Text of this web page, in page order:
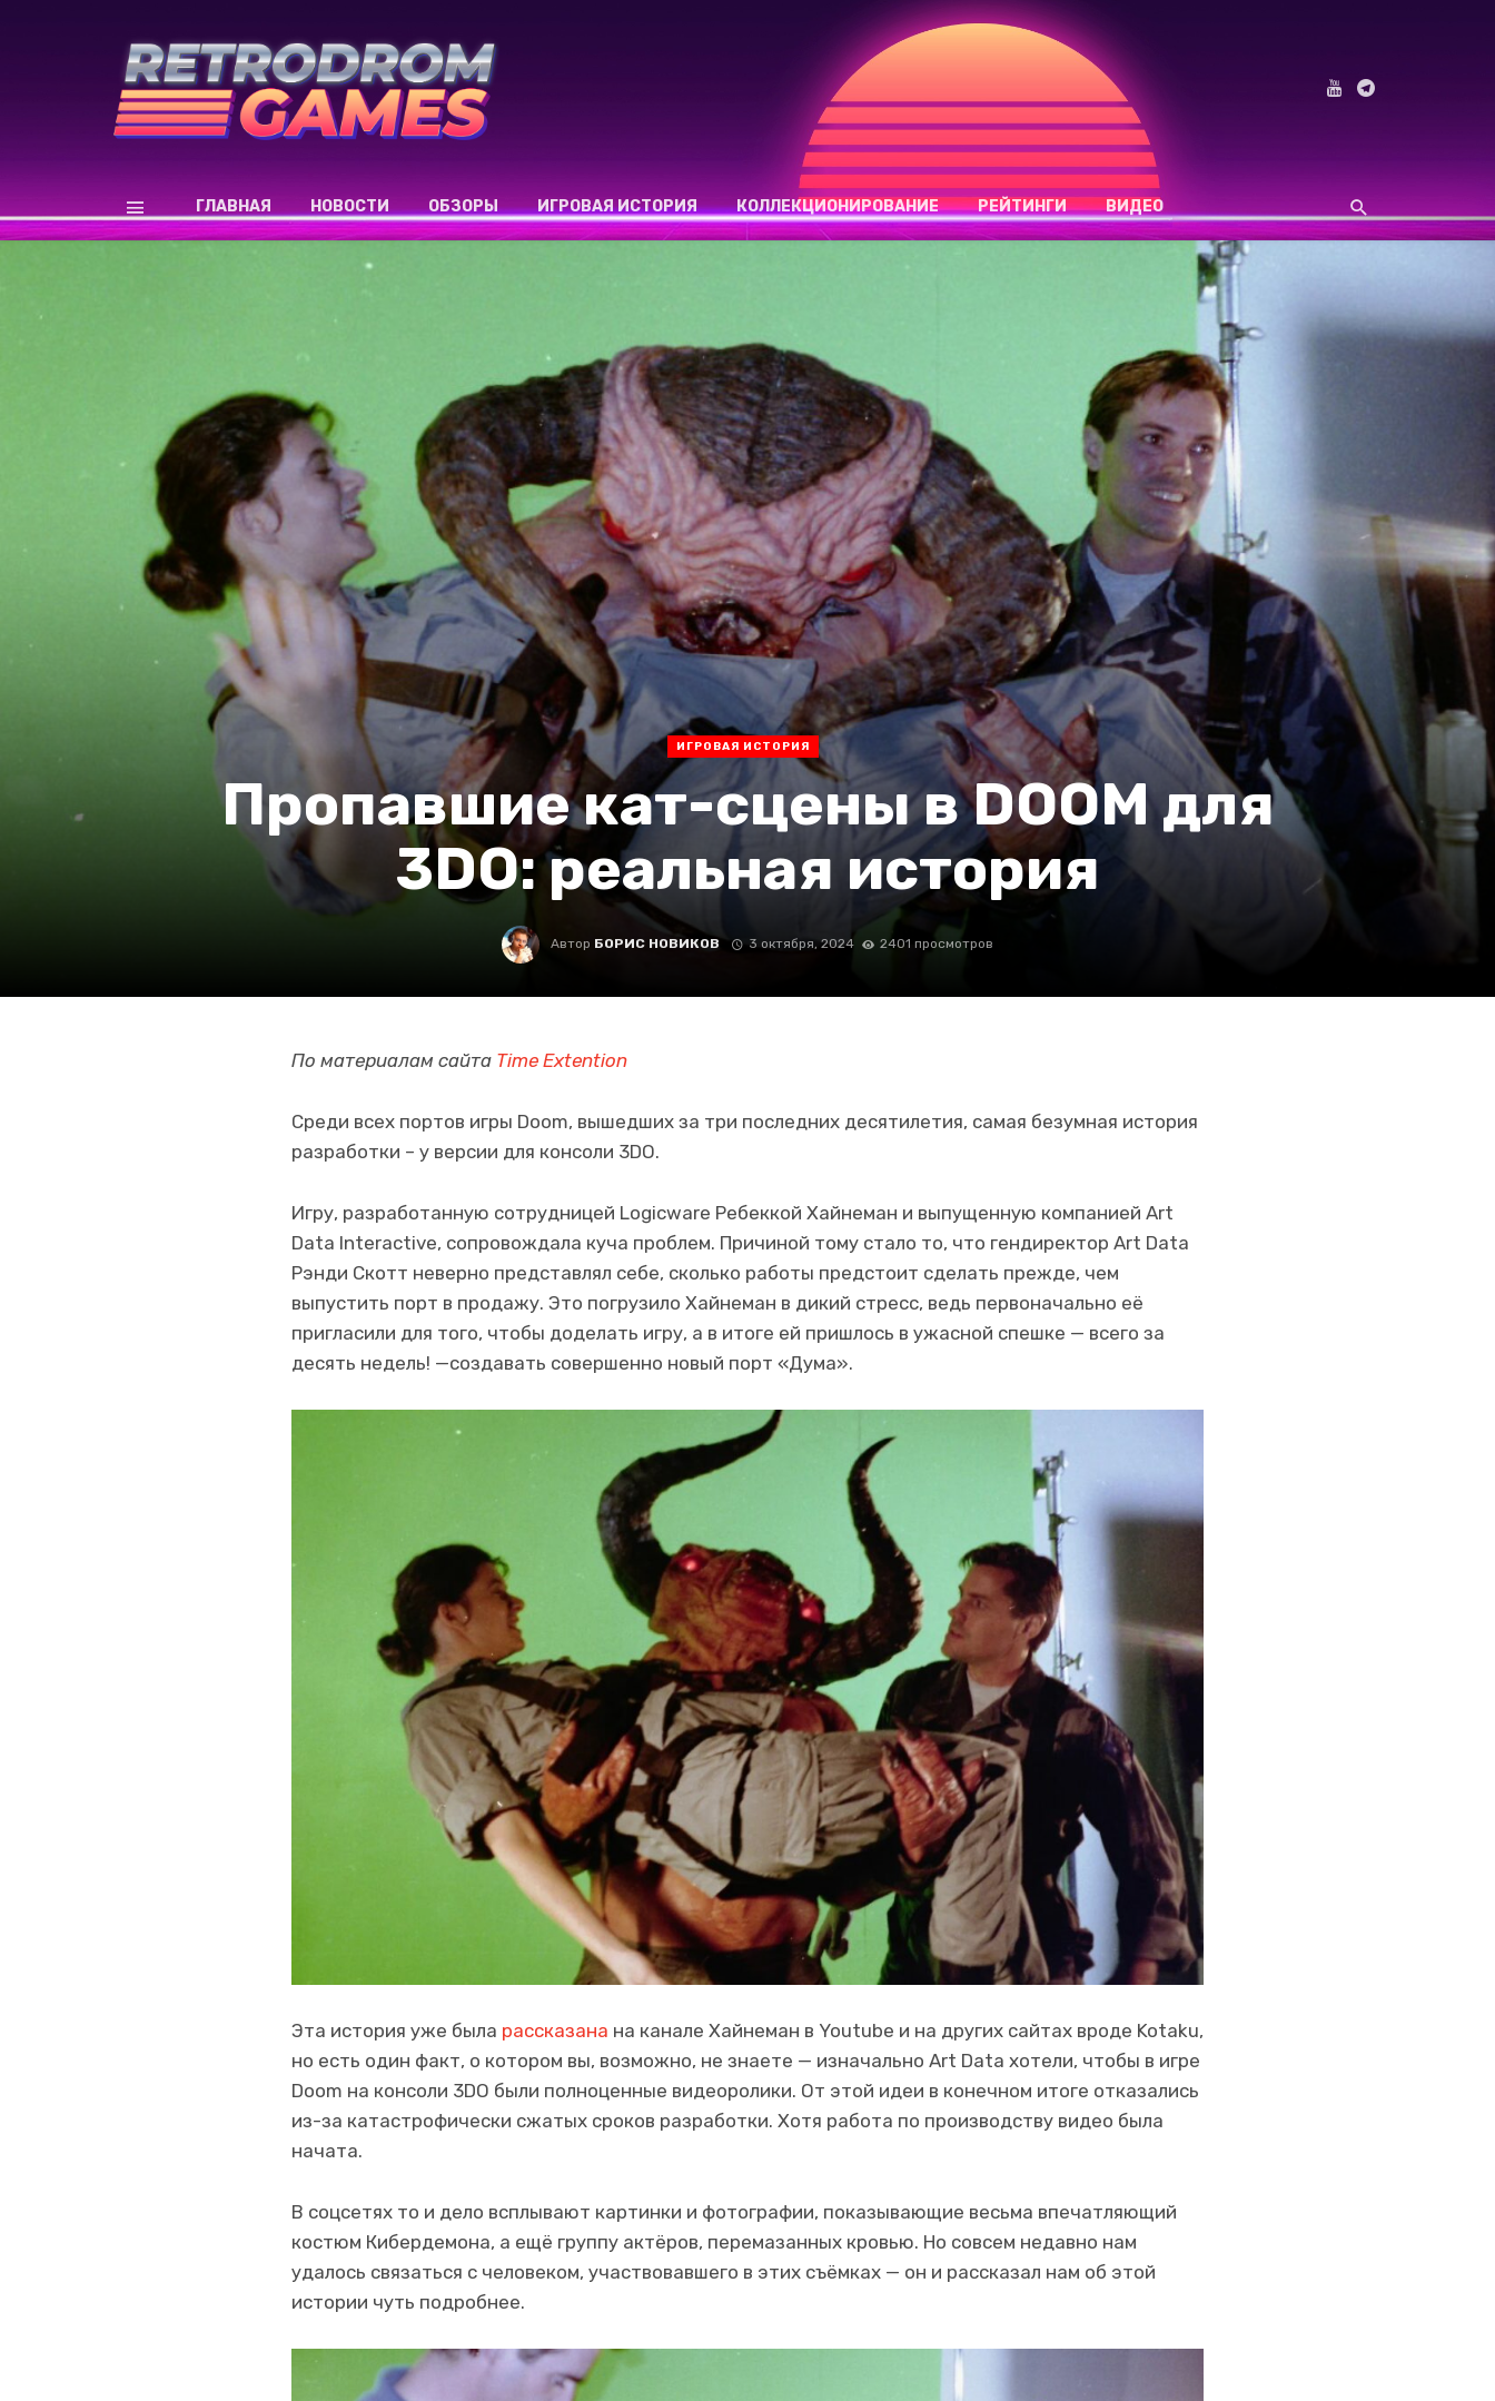
ГЛАВНАЯ НОВОСТИ ОБЗОРЫ ИГРОВАЯ ИСТОРИЯ КОЛЛЕКЦИОНИРОВАНИЕ РЕЙТИНГИ ВИДЕО
ИГРОВАЯ ИСТОРИЯ
Пропавшие кат-сцены в DOOM для
3DO: реальная история
Автор БОРИС НОВИКОВ 3 октября, 2024 2401 просмотров
По материалам сайта Time Extention
Среди всех портов игры Doom, вышедших за три последних десятилетия, самая безумная история
разработки – у версии для консоли 3DO.
Игру, разработанную сотрудницей Logicware Ребеккой Хайнеман и выпущенную компанией Art
Data Interactive, сопровождала куча проблем. Причиной тому стало то, что гендиректор Art Data
Рэнди Скотт неверно представлял себе, сколько работы предстоит сделать прежде, чем
выпустить порт в продажу. Это погрузило Хайнеман в дикий стресс, ведь первоначально её
пригласили для того, чтобы доделать игру, а в итоге ей пришлось в ужасной спешке — всего за
десять недель! —создавать совершенно новый порт «Дума».
Эта история уже была рассказана на канале Хайнеман в Youtube и на других сайтах вроде Kotaku,
но есть один факт, о котором вы, возможно, не знаете — изначально Art Data хотели, чтобы в игре
Doom на консоли 3DO были полноценные видеоролики. От этой идеи в конечном итоге отказались
из-за катастрофически сжатых сроков разработки. Хотя работа по производству видео была
начата.
В соцсетях то и дело всплывают картинки и фотографии, показывающие весьма впечатляющий
костюм Кибердемона, а ещё группу актёров, перемазанных кровью. Но совсем недавно нам
удалось связаться с человеком, участвовавшего в этих съёмках — он и рассказал нам об этой
истории чуть подробнее.